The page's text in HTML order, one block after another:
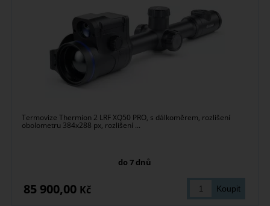
Termovize Thermion 2 LRF XQ50 PRO, s dálkoměrem, rozlišení
obolometru 384x288 px, rozlišení ...
do 7 dnů
85 900,00 Kč